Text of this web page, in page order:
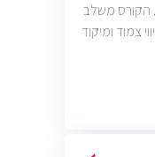
הקורס משלב
צמוד ומיקוד